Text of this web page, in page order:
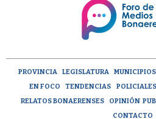
PROVINCIA LEGISLATURA MUNICIPIOS
EN FOCO
TENDENCIAS POLICIALES
RELATOS BONAERENSES
OPINIÓN
CONTACTO